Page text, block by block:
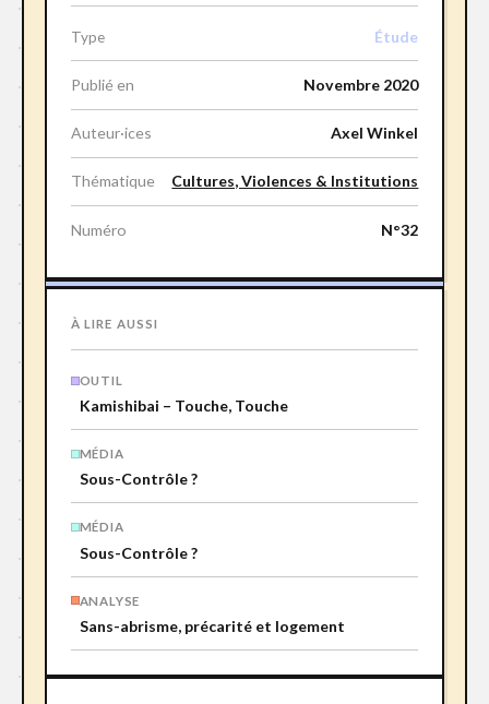
Type Étude
Publié en Novembre 2020
Auteur·ices Axel Winkel
Thématique Cultures, Violences & Institutions
Numéro N°32
À LIRE AUSSI
OUTIL
Kamishibai – Touche, Touche
MÉDIA
Sous-Contrôle ?
MÉDIA
Sous-Contrôle ?
ANALYSE
Sans-abrisme, précarité et logement